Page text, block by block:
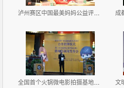
泸州赛区中国最美妈妈公益评选大赛新闻发布会暨首场海 成都
全国首个火锅微电影拍摄基地挂牌《天方夜谭之耍爷闯江 文